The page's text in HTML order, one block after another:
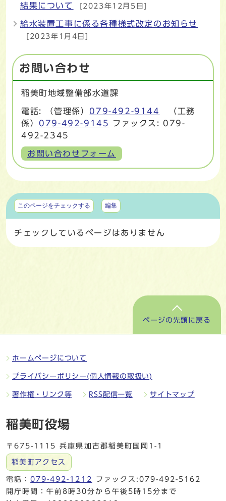
結果について
[2023年12月5日]
給水装置工事に係る各種様式改定のお知らせ
[2023年1月4日]
お問い合わせ
稲美町地域整備部水道課
電話: （管理係） 079-492-9144
（工務
係） 079-492-9145
ファックス: 079-
492-2345
お問い合わせフォーム
マイページ
このページをチェックする 編集
チェックしているページはありません
ページの先頭に戻る
ホームページについて
プライバシーポリシー(個人情報の取扱い)
著作権・リンク等 RSS配信一覧 サイトマップ
稲美町役場
〒675-1115 兵庫県加古郡稲美町国岡1-1
稲美町アクセス
電話：079-492-1212
ファックス:079-492-5162
開庁時間：午前8時30分から午後5時15分まで